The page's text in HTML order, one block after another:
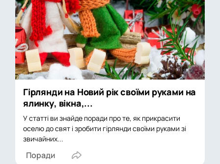
Гірлянди на Новий рік своїми руками на
ялинку, вікна,...
У статті ви знайде поради про те, як прикрасити
оселю до свят і зробити гірлянди своїми руками зі
звичайних...
Поради